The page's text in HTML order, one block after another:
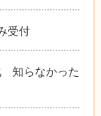
受付
知らなかった